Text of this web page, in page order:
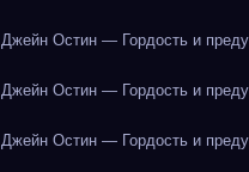
Джейн Остин — Гордость и
Джейн Остин — Гордость и
Джейн Остин — Гордость и